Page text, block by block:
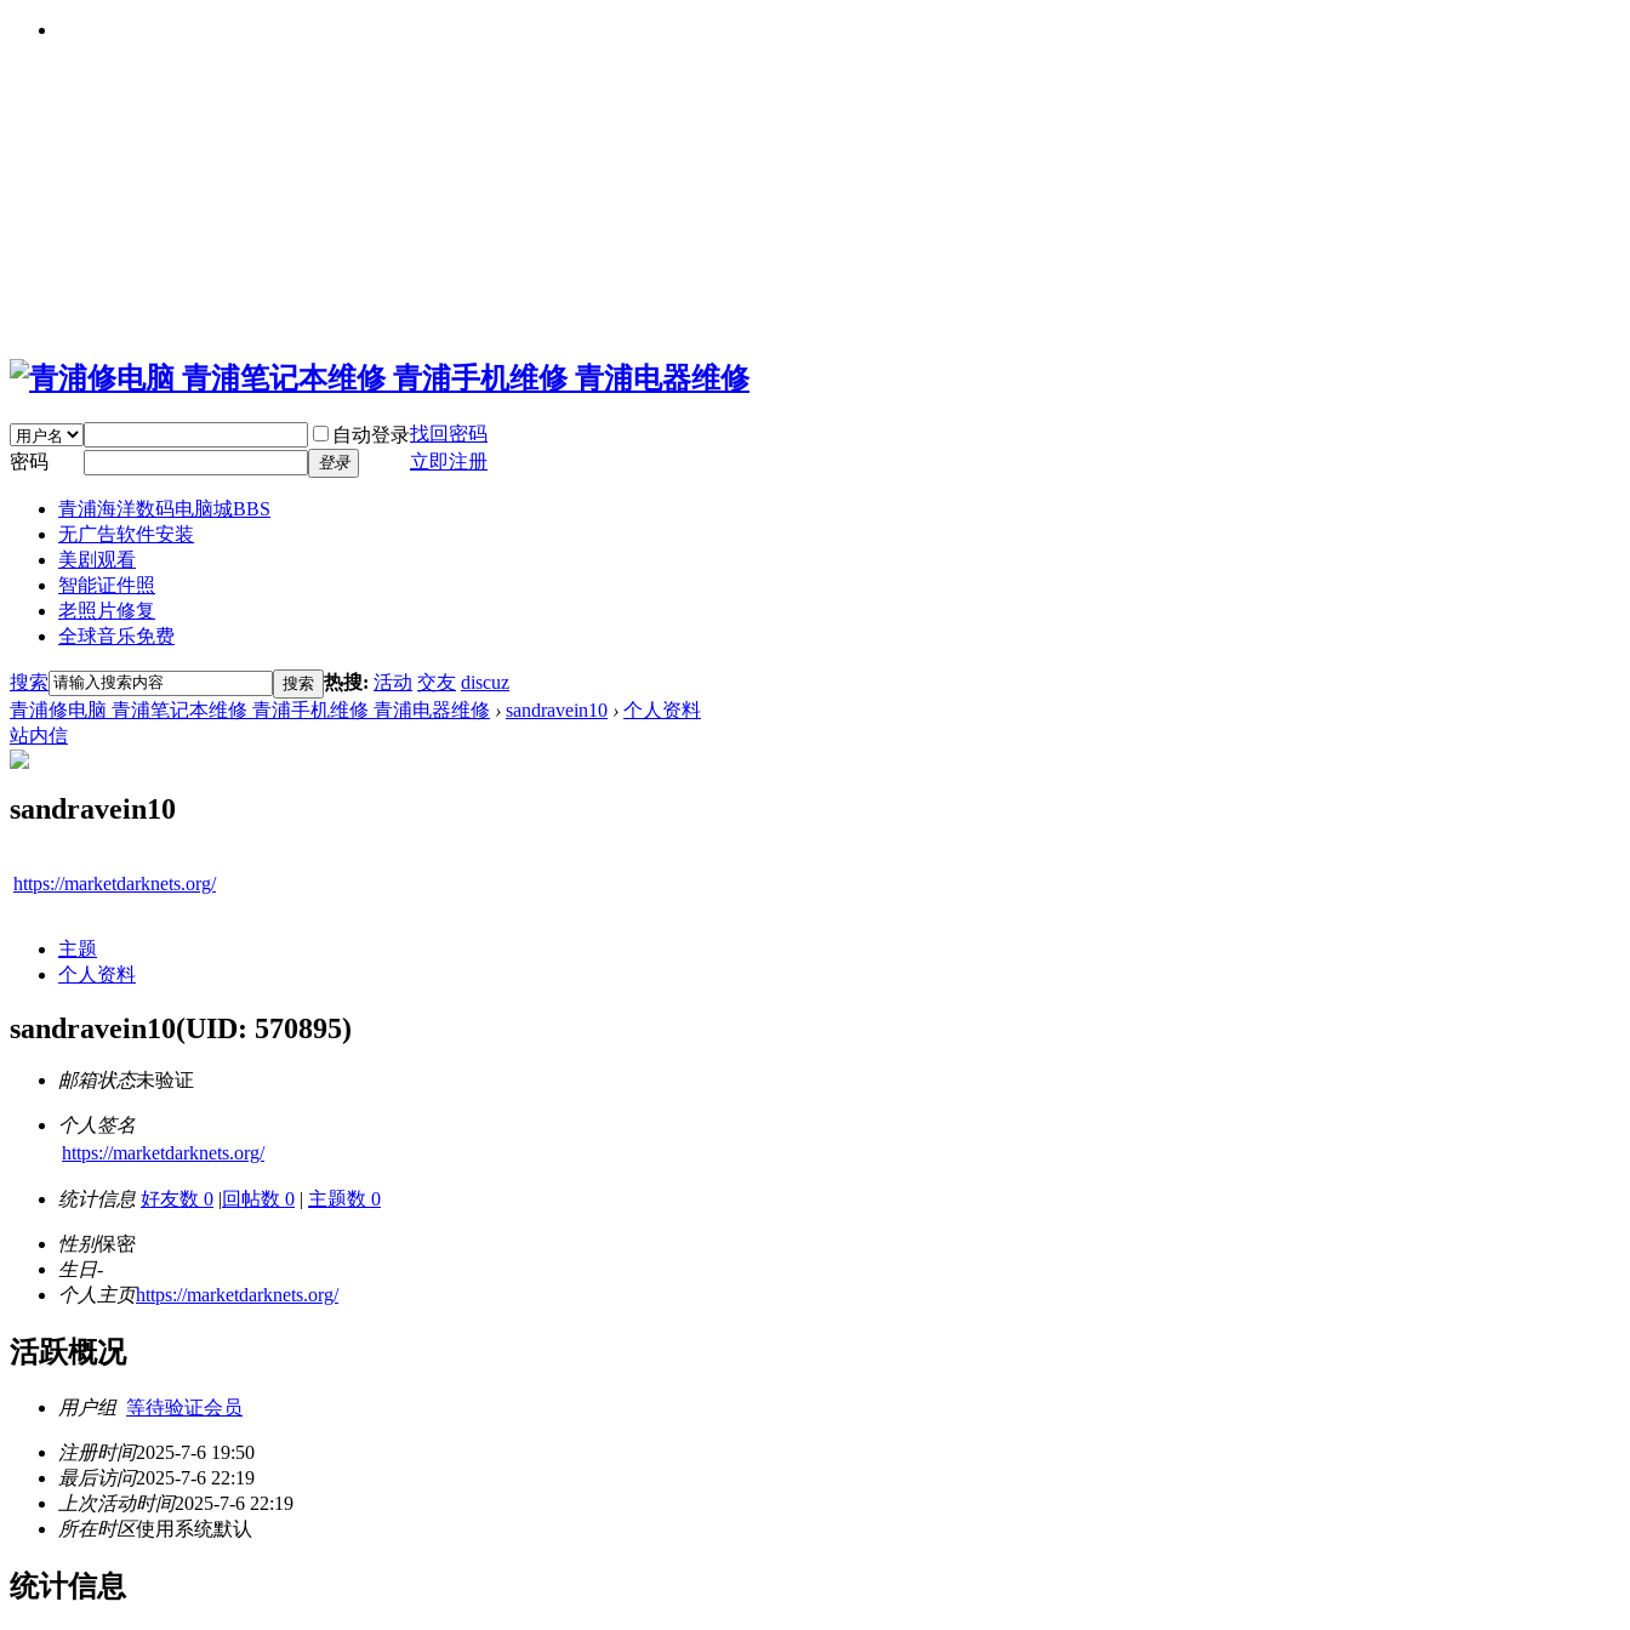
自动登录找回密码
密码
登录 立即注册
青浦海洋数码电脑城BBS
无广告软件安装
美剧观看
智能证件照
老照片修复
全球音乐免费
搜索 搜索 热搜: 活动 交友 discuz
青浦修电脑 青浦笔记本维修 青浦手机维修 青浦电器维修 › sandravein10 › 个人资料
站内信
sandravein10
https://marketdarknets.org/
主题
个人资料
sandravein10(UID: 570895)
邮箱状态未验证
个人签名
https://marketdarknets.org/
统计信息 好友数 0 |回帖数 0 | 主题数 0
性别保密
生日-
个人主页https://marketdarknets.org/
活跃概况
用户组 等待验证会员
注册时间2025-7-6 19:50
最后访问2025-7-6 22:19
上次活动时间2025-7-6 22:19
所在时区使用系统默认
统计信息